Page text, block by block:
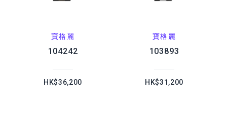
寶格麗
104242
HK$36,200
寶格麗
103893
HK$31,200